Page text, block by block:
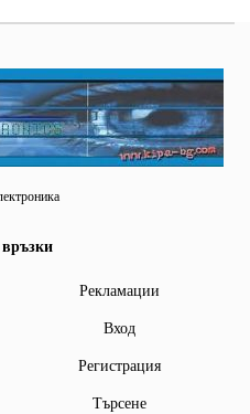
Рекламации
Вход
Регистрация
Търсене